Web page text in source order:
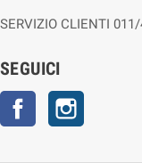
SERVIZIO CLIENTI
SEGUICI
Facebook